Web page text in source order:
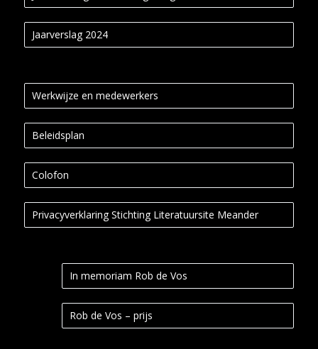
Jaarverslag 2024
Werkwijze en medewerkers
Beleidsplan
Colofon
Privacyverklaring Stichting Literatuursite Meander
In memoriam Rob de Vos
Rob de Vos – prijs